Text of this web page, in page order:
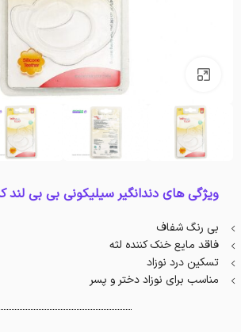
بزرگنمایی تصویر
ویژگی های دندانگیر سیلیکونی بی بی لند کد
بی رنگ شفاف
فاقد مایع خنک کننده لثه
تسکین درد نوزاد
مناسب برای نوزاد دختر و پسر